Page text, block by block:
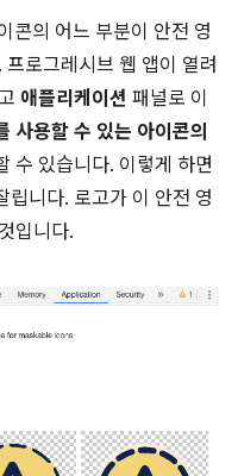
의 어느 부분이 안전 영
로그레시브 웹 앱이 열려
애플리케이션 패널로 이
사용할 수 있는 아이콘의
수 있습니다. 이렇게 하면
립니다. 로고가 이 안전 영
입니다.